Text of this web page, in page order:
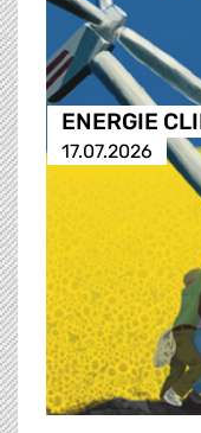
ENERGIE
17.07.2026